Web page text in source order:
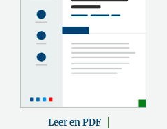
Leer en PDF